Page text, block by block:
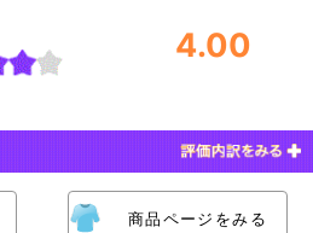
4.00
商品ページをみる